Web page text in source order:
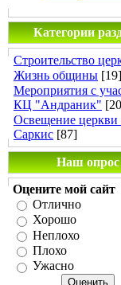
Категории
Строительство
Жизнь общины [19]
Мероприятия с
КЦ "Андраник"
Освещение
Саркис [87]
Наш опрос
Оцените мой сайт
Отлично
Хорошо
Неплохо
Плохо
Ужасно